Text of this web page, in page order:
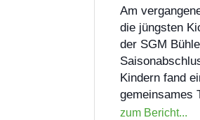
von Heiko Schwarz
Kommentieren
Am
die jüngsten
der SGM
Kindern fand
gemeinsames
zum Bericht...